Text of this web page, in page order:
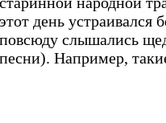
этот день
повсюду слышались
песни). Например,